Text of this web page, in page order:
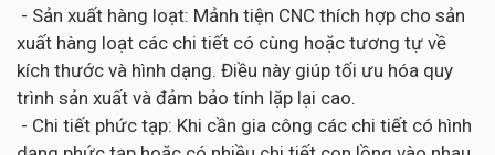
- Sản xuất hàng loạt: Mảnh tiện CNC thích hợp cho sản
xuất hàng loạt các chi tiết có cùng hoặc tương tự về
kích thước và hình dạng. Điều này giúp tối ưu hóa quy
trình sản xuất và đảm bảo tính lặp lại cao.
- Chi tiết phức tạp: Khi cần gia công các chi tiết có hình